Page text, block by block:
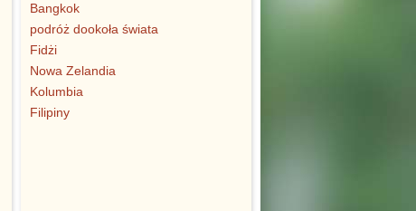
Bangkok
podróż dookoła świata
Fidżi
Nowa Zelandia
Kolumbia
Filipiny